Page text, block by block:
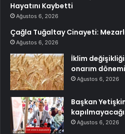
Hayatını Kaybetti
Ağustos 6, 2026
Çağla Tuğaltay Cinayeti:
Ağustos 6, 2026
İklim
onarım
Ağustos 6, 2026
Başkan
Ağustos 6, 2026